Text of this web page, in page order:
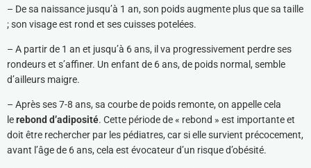
– De sa naissance jusqu’à 1 an, son poids augmente plus que sa taille
; son visage est rond et ses cuisses potelées.
– A partir de 1 an et jusqu’à 6 ans, il va progressivement perdre ses
rondeurs et s’affiner. Un enfant de 6 ans, de poids normal, semble
d’ailleurs maigre.
– Après ses 7-8 ans, sa courbe de poids remonte, on appelle cela
lerebond d’adiposité. Cette période de « rebond » est importante et
doit être rechercher par les pédiatres, car si elle survient précocement,
avant l’âge de 6 ans, cela est évocateur d’un risque d’obésité.